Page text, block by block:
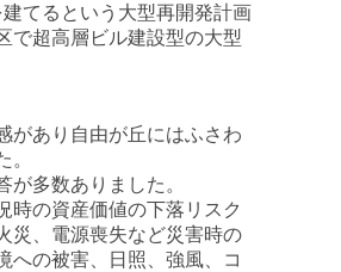
てるという大型再開発計画
で超高層ビル建設型の大型
があり自由が丘にはふさわ
多数ありました。
の資産価値の下落リスク
災、電源喪失など災害時の
への被害、日照、強風、コ